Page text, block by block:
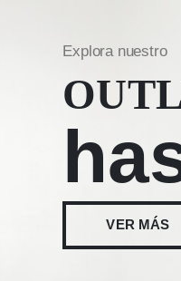
Explora nuestro
VER MÁS